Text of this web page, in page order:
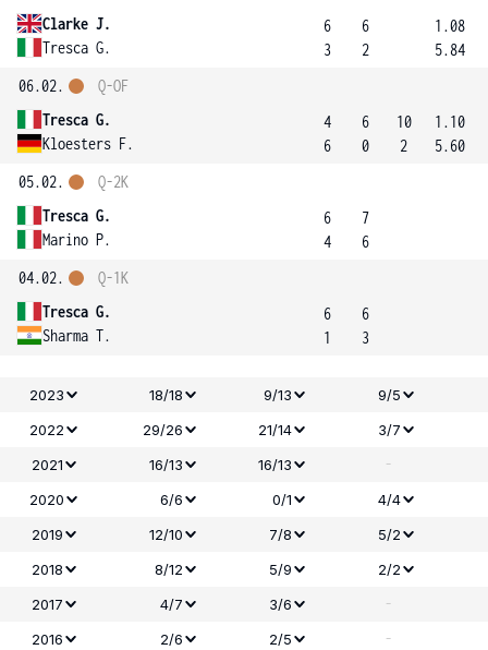
Clarke J.
Tresca G.
6
3
6
2
1.08
5.84
06.02.
Tresca G.
Kloesters F.
Q-OF
4
6
6
0
10
2
1.10
5.60
05.02.
Tresca G.
Marino P.
Q-2K
6
4
7
6
04.02.
Tresca G.
Sharma T.
Q-1K
6
1
6
3
2023 18/18 9/13
9/5
2022
29/26 21/14 3/7
2021
16/13 16/13 -
2020 6/6 0/1
4/4
2019
12/10 7/8
5/2
2018
8/12 5/9
2/2
2017
4/7 3/6 -
2016 2/6 2/5 -